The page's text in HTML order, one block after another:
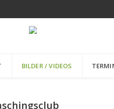
BILDER / VIDEOS